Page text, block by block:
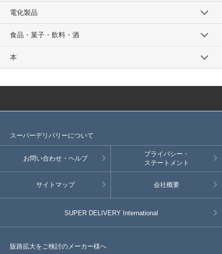
電化製品
食品・菓子・飲料・酒
本
スーパーデリバリーについて
お問い合わせ・ヘルプ
プライバシー・
ステートメント
サイトマップ 会社概要
SUPER DELIVERY International
販路拡大をご検討のメーカー様へ